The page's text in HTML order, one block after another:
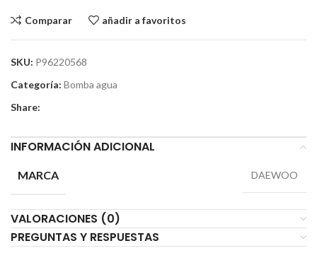
Comparar añadir a favoritos
SKU: P96220568
Categoría: Bomba agua
Share:
INFORMACIÓN ADICIONAL
MARCA DAEWOO
VALORACIONES (0)
PREGUNTAS Y RESPUESTAS